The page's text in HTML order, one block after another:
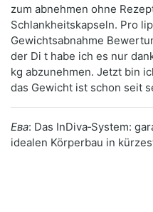
zum abnehmen ohne
Schlankheitskapseln. Pro
Gewichtsabnahme
der Di t habe ich es nur
kg abzunehmen. Jetzt bin
das Gewicht ist schon seit
Ева: Das InDiva‑System:
idealen Körperbau in